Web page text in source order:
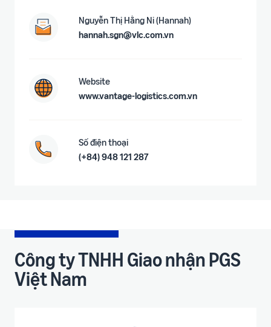
Nguyễn Thị Hằng Ni (Hannah)
hannah.sgn@vlc.com.vn
Website
www.vantage-logistics.com.vn
Số điện thoại
(+84) 948 121 287
Công ty TNHH Giao nhận PGS
Việt Nam